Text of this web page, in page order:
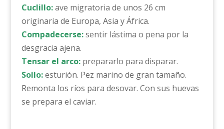
Cuclillo:ave migratoria de unos 26 cm
originaria de Europa, Asia y África.
Compadecerse:sentir lástima o pena por la
desgracia ajena.
Tensar el arco:prepararlo para disparar.
Sollo:esturión. Pez marino de gran tamaño.
Remonta los ríos para desovar. Con sus huevas
se prepara el caviar.